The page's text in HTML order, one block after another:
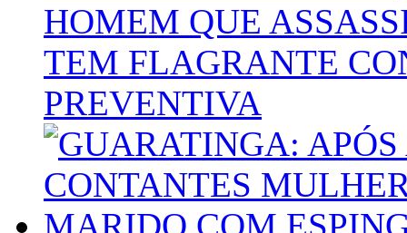
HOMEM QUE
TEM FLAGRANTE
PREVENTIVA